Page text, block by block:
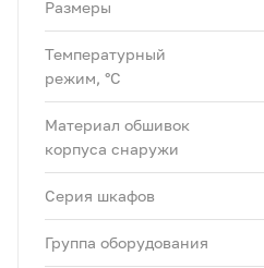
Размеры
Температурный
режим, °C
Материал обшивок
корпуса снаружи
Серия шкафов
Группа оборудования